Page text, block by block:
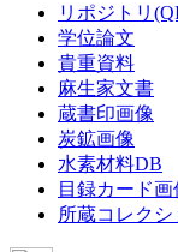
リポジトリ
学位論文
貴重資料
麻生家文書
蔵書印画像
炭鉱画像
水素材料DB
目録カード画
所蔵コレクシ